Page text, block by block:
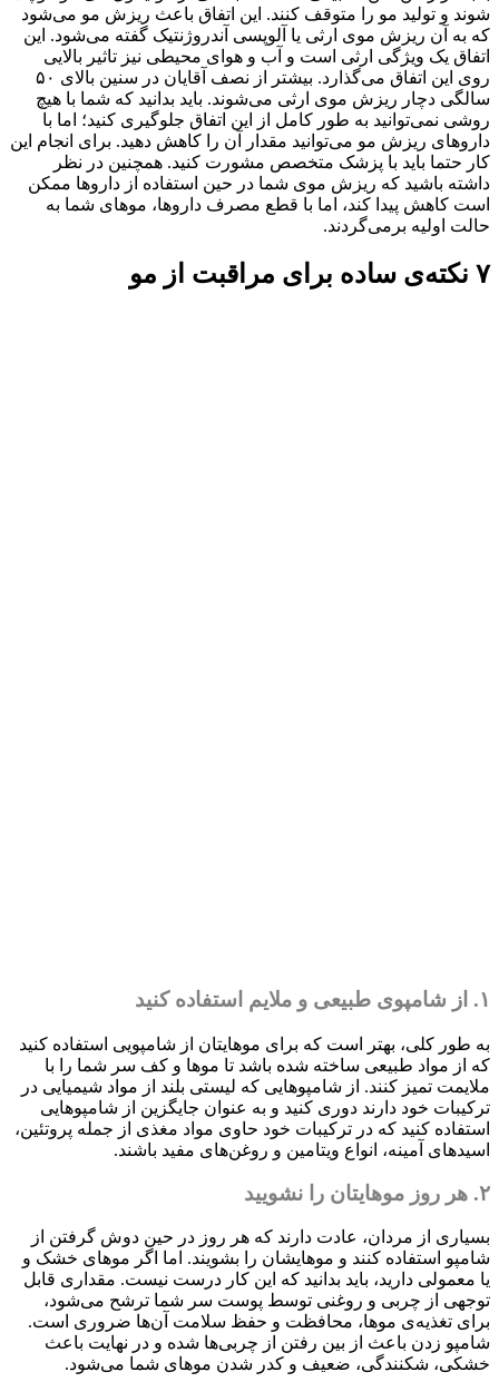
شوند و تولید مو را متوقف کنند. این اتفاق باعث ریزش مو می‌شود
که به آن ریزش موی ارثی یا آلوپسی آندروژنتیک گفته می‌شود. این
اتفاق یک ویژگی ارثی است و آب و هوای محیطی نیز تاثیر بالایی
روی این اتفاق می‌گذارد. بیشتر از نصف آقایان در سنین بالای ۵۰
سالگی دچار ریزش موی ارثی می‌شوند. باید بدانید که شما با هیچ
روشی نمی‌توانید به طور کامل از این اتفاق جلوگیری کنید؛ اما با
داروهای ریزش مو می‌توانید مقدار آن را کاهش دهید. برای انجام این
کار حتما باید با پزشک متخصص مشورت کنید. همچنین در نظر
داشته باشید که ریزش موی شما در حین استفاده از داروها ممکن
است کاهش پیدا کند، اما با قطع مصرف داروها، موهای شما به
حالت اولیه برمی‌گردند.
۷ نکته‌ی ساده برای مراقبت از مو
۱. از شامپوی طبیعی و ملایم استفاده کنید
به طور کلی، بهتر است که برای موهایتان از شامپویی استفاده کنید
که از مواد طبیعی ساخته شده باشد تا موها و کف سر شما را با
ملایمت تمیز کنند. از شامپوهایی که لیستی بلند از مواد شیمیایی در
ترکیبات خود دارند دوری کنید و به عنوان جایگزین از شامپوهایی
استفاده کنید که در ترکیبات خود حاوی مواد مغذی از جمله پروتئین،
اسیدهای آمینه، انواع ویتامین و روغن‌های مفید باشند.
۲. هر روز موهایتان را نشویید
بسیاری از مردان، عادت دارند که هر روز در حین دوش گرفتن از
شامپو استفاده کنند و موهایشان را بشویند. اما اگر موهای خشک و
یا معمولی دارید، باید بدانید که این کار درست نیست. مقداری قابل
توجهی از چربی و روغنی توسط پوست سر شما ترشح می‌شود،
برای تغذیه‌ی موها، محافظت و حفظ سلامت آن‌ها ضروری است.
شامپو زدن باعث از بین رفتن از چربی‌ها شده و در نهایت باعث
خشکی، شکنندگی، ضعیف و کدر شدن موهای شما می‌شود.